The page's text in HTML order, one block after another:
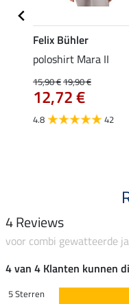
Felix Bühler
poloshirt Mara II
15,90 €19,90 €
12,72 €
4.8 42
4 Reviews
voor combi gewatteerde
4 van 4 Klanten kunnen
5 Sterren